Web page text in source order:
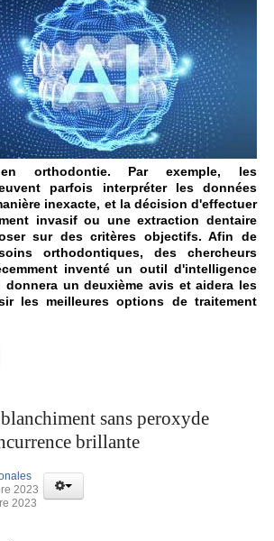
en orthodontie. Par exemple, les
parfois interpréter les données
inexacte, et la décision d'effectuer
invasif ou une extraction dentaire
sur des critères objectifs. Afin de
orthodontiques, des chercheurs
inventé un outil d'intelligence
un deuxième avis et aidera les
les meilleures options de traitement
sans peroxyde
brillante
2023
2023